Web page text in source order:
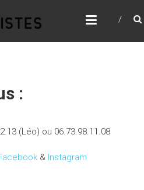
:
(Léo) ou 06.73.98.11.08
& Instagram